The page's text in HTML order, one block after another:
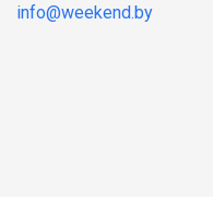
info@weekend.by